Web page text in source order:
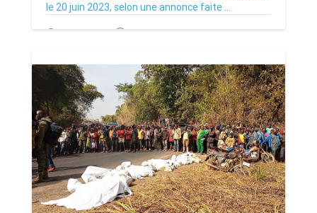
le 20 juin 2023, selon une annonce faite ...
26/07/23 Par MenouActu 0